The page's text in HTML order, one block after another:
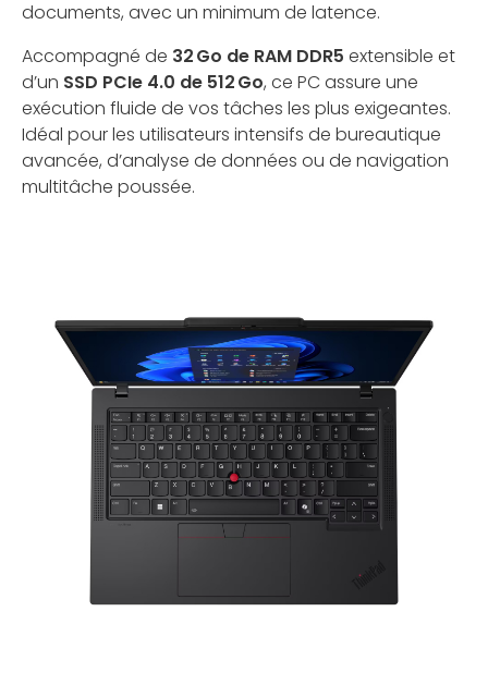
documents, avec un minimum de latence.
Accompagné de 32 Go de RAM DDR5 extensible et
d’un SSD PCIe 4.0 de 512 Go, ce PC assure une
exécution fluide de vos tâches les plus exigeantes.
Idéal pour les utilisateurs intensifs de bureautique
avancée, d’analyse de données ou de navigation
multitâche poussée.